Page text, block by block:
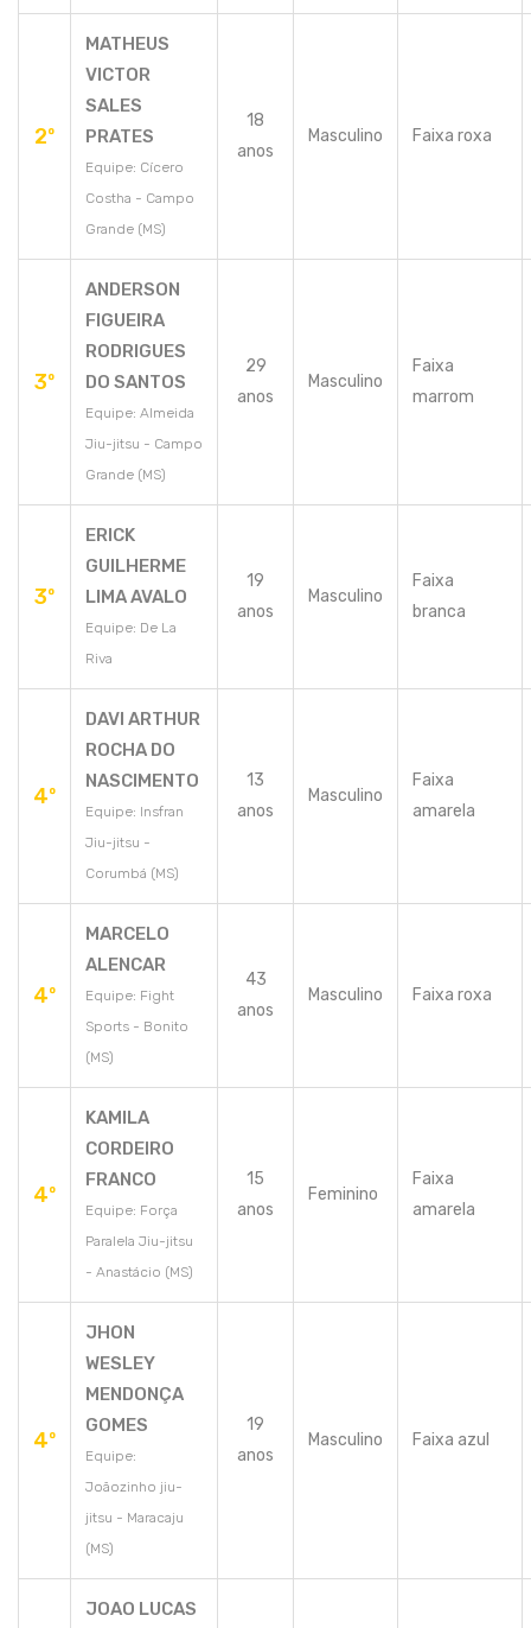
2º
MATHEUS
VICTOR
SALES
PRATES
Equipe: Cícero
Costha - Campo
Grande (MS)
18
anos
Masculino Faixa roxa
3º
ANDERSON
FIGUEIRA
RODRIGUES
DO SANTOS
Equipe: Almeida
Jiu-jitsu - Campo
Grande (MS)
29
anos
Masculino
Faixa
marrom
3º
ERICK
GUILHERME
LIMA AVALO
Equipe: De La
Riva
19
anos
Masculino
Faixa
branca
4º
DAVI ARTHUR
ROCHA DO
NASCIMENTO
Equipe: Insfran
Jiu-jitsu -
Corumbá (MS)
13
anos
Masculino
Faixa
amarela
4º
MARCELO
ALENCAR
Equipe: Fight
Sports - Bonito
(MS)
43
anos
Masculino Faixa roxa
4º
KAMILA
CORDEIRO
FRANCO
Equipe: Força
Paralela Jiu-jitsu
- Anastácio (MS)
15
anos
Feminino
Faixa
amarela
4º
JHON
WESLEY
MENDONÇA
GOMES
Equipe:
Joãozinho jiu-
jitsu - Maracaju
(MS)
19
anos
Masculino Faixa azul
JOAO LUCAS